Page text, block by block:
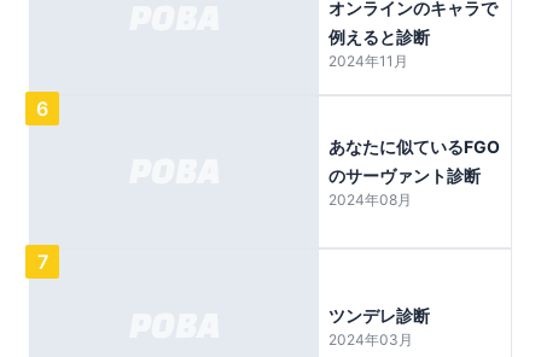
オンラインのキャラで
例えると診断
2024年11月
6
あなたに似ているFGO
のサーヴァント診断
2024年08月
7
ツンデレ診断
2024年03月